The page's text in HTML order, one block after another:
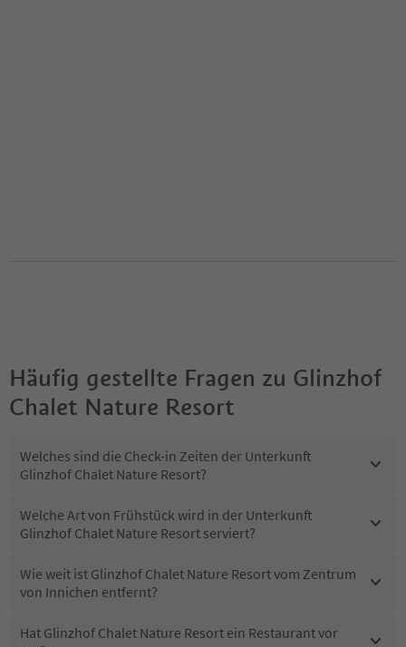
Häufig gestellte Fragen zu Glinzhof
Chalet Nature Resort
Welches sind die Check-in Zeiten der Unterkunft
Glinzhof Chalet Nature Resort?
Welche Art von Frühstück wird in der Unterkunft
Glinzhof Chalet Nature Resort serviert?
Wie weit ist Glinzhof Chalet Nature Resort vom Zentrum
von Innichen entfernt?
Hat Glinzhof Chalet Nature Resort ein Restaurant vor